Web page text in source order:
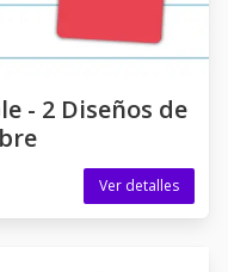
- 2 Diseños de
Ver detalles